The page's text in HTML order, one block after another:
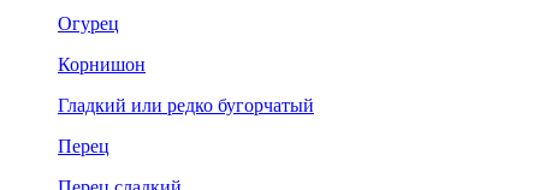
Огурец
Корнишон
Гладкий или редко бугорчатый
Перец